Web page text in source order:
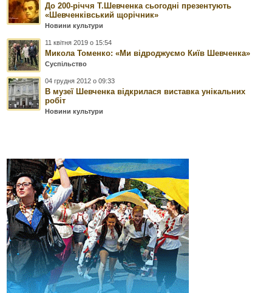
До 200-річчя Т.Шевченка сьогодні презентують
«Шевченківський щорічник»
Новини культури
11 квітня 2019 о 15:54
Микола Томенко: «Ми відроджуємо Київ Шевченка»
Суспільство
04 грудня 2012 о 09:33
В музеї Шевченка відкрилася виставка унікальних
робіт
Новини культури